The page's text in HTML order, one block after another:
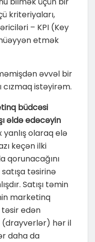
kriteriyaları,
– KPI (Key
etmək
əvvəl bir
cızmaq istəyirəm.
büdcəsi
əldə edəcəyin
yanlış olaraq elə
keçən ilki
qorunacağını
təsirinə
Satışı təmin
marketinq
təsir edən
hər il
daha da